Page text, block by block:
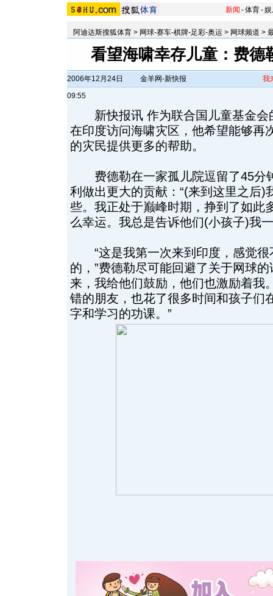
新闻 -体育-
阿迪达斯搜狐体育 > 网球-赛车-棋牌-足彩-奥运 > 网球频道 >
看望海啸幸存儿童：费德
2006年12月24日
09:55
金羊网-新快报 我
新快报讯 作为联合国儿童基金会
在印度访问海啸灾区，他希望能够再
的灾民提供更多的帮助。
费德勒在一家孤儿院逗留了45分
利做出更大的贡献：“(来到这里之后)
些。我正处于巅峰时期，挣到了如此
么幸运。我总是告诉他们(小孩子)我
“这是我第一次来到印度，感觉很
的，”费德勒尽可能回避了关于网球
来，我给他们鼓励，他们也激励着我
错的朋友，也花了很多时间和孩子们
字和学习的功课。”